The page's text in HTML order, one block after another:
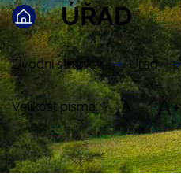
ÚŘAD
Úvodní stránka Úřad
Velikost písma: A A+